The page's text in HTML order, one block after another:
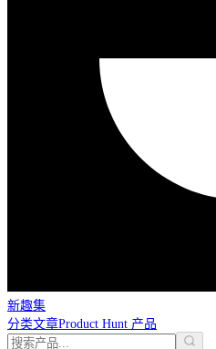
新趣集
分类文章Product Hunt 产品